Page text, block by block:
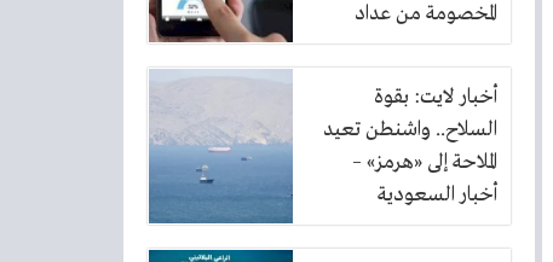
المخصومة من عداد
الكهرباء
أخبار لايت: بقوة
السلاح.. واشنطن تعيد
الملاحة إلى «هرمز» –
أخبار السعودية